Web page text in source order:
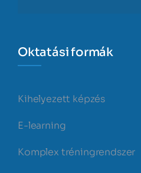
Oktatási formák
Kihelyezett képzés
E-learning
Komplex tréningrendszer